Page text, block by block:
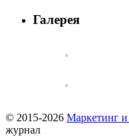
Галерея
© 2015-2026 Маркетинг и
журнал